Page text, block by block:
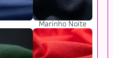
Marinho Noite